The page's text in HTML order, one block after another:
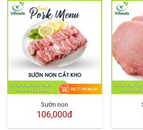
Sườn non
106,000đ